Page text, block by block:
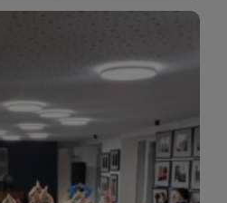
książek od najmłodszych lat.
zabawy i odkrywania
literatury!
WIĘCEJ